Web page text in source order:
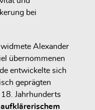
bei
Alexander
übernommenen
entwickelte sich
geprägten
Jahrhunderts